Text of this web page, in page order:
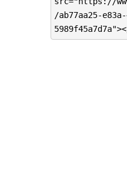
/ab77aa25-